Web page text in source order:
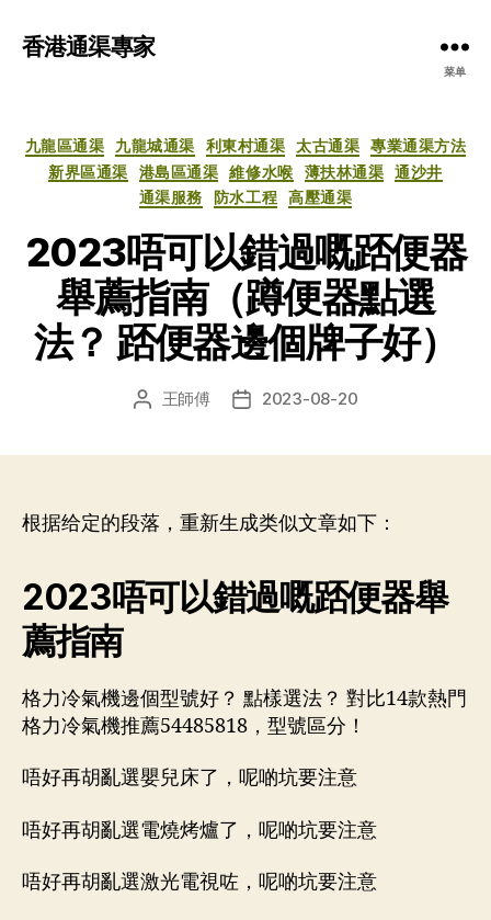
香港通渠專家
菜单
分
类
九龍區通渠 九龍城通渠 利東村通渠 太古通渠
專業通渠方法
新界區通渠
港島區通渠 維修水喉 薄扶林通渠 通沙井
通渠服務
防水工程 高壓通渠
2023唔可以錯過嘅踎便器
舉薦指南（蹲便器點選
法？ 踎便器邊個牌子好）
文 王師傅
发 2023-08-20
根据给定的段落，重新生成类似文章如下：
2023唔可以錯過嘅踎便器舉
薦指南
格力冷氣機邊個型號好？ 點樣選法？ 對比14款熱門
格力冷氣機推薦54485818，型號區分！
唔好再胡亂選嬰兒床了，呢啲坑要注意
唔好再胡亂選電燒烤爐了，呢啲坑要注意
唔好再胡亂選激光電視咗，呢啲坑要注意